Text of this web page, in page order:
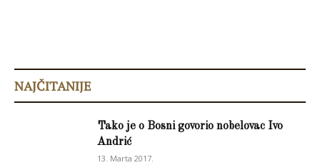
NAJČITANIJE
Tako je o Bosni govorio nobelovac Ivo
Andrić
13. Marta 2017.